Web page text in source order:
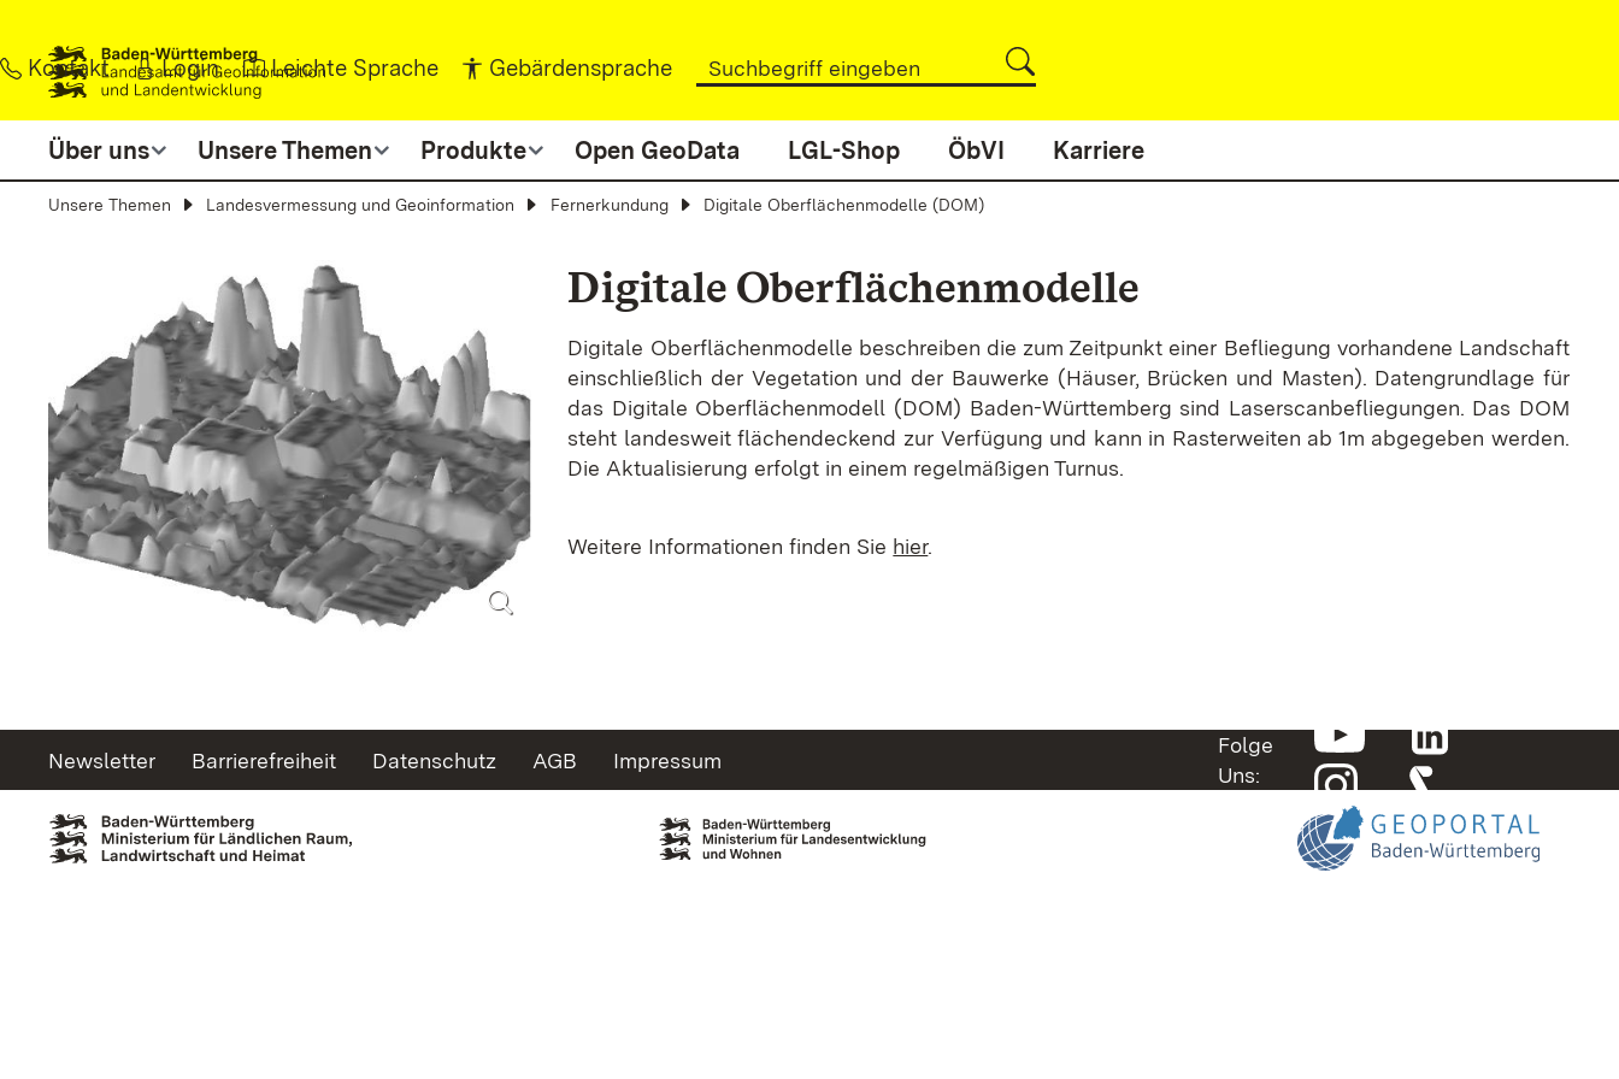
Kontakt Login Leichte Sprache Gebärdensprache
Über uns Unsere Themen Produkte Open GeoData LGL-Shop ÖbVI Karriere
Unsere Themen Landesvermessung und Geoinformation Fernerkundung Digitale Oberflächenmodelle (DOM)
Digitale Oberflächenmodelle
Digitale Oberflächenmodelle beschreiben die zum Zeitpunkt einer Befliegung vorhandene Landschaft
einschließlich der Vegetation und der Bauwerke (Häuser, Brücken und Masten). Datengrundlage für
das Digitale Oberflächenmodell (DOM) Baden-Württemberg sind Laserscanbefliegungen. Das DOM
steht landesweit flächendeckend zur Verfügung und kann in Rasterweiten ab 1m abgegeben werden.
Die Aktualisierung erfolgt in einem regelmäßigen Turnus.
Weitere Informationen finden Sie hier.
Newsletter Barrierefreiheit Datenschutz AGB Impressum
Folge
Uns: